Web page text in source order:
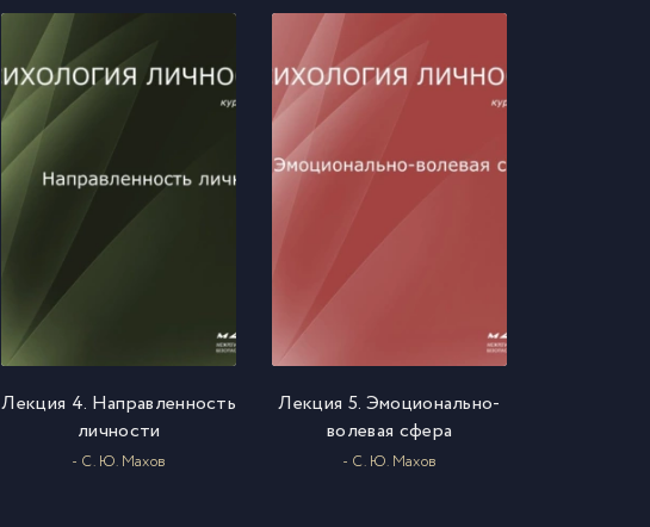
Лекция 4. Направленность
личности
- С. Ю. Махов
Лекция 5. Эмоционально-
волевая сфера
- С. Ю. Махов